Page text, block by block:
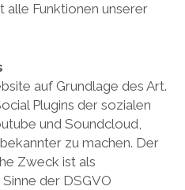
alle Funktionen unserer
auf Grundlage des Art.
Plugins der sozialen
und Soundcloud,
zu machen. Der
Zweck ist als
der DSGVO